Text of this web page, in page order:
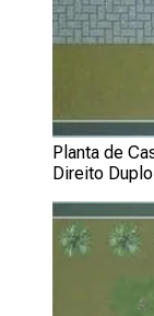
Planta de
Direito